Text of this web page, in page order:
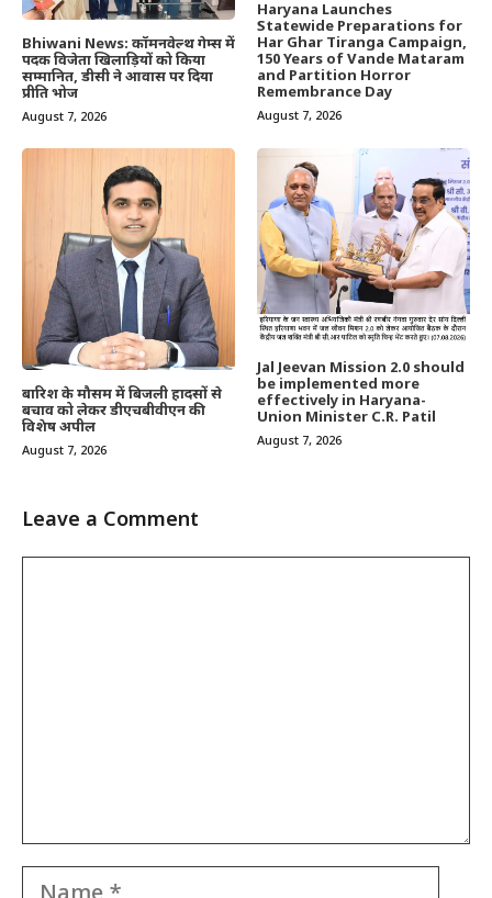
Bhiwani News: कॉमनवेल्थ गेम्स में
पदक विजेता खिलाड़ियों को किया
सम्मानित, डीसी ने आवास पर दिया
प्रीति भोज
August 7, 2026
Haryana Launches
Statewide Preparations for
Har Ghar Tiranga Campaign,
150 Years of Vande Mataram
and Partition Horror
Remembrance Day
August 7, 2026
बारिश के मौसम में बिजली हादसों से
बचाव को लेकर डीएचबीवीएन की
विशेष अपील
August 7, 2026
Jal Jeevan Mission 2.0 should
be implemented more
effectively in Haryana-
Union Minister C.R. Patil
August 7, 2026
Leave a Comment
Name